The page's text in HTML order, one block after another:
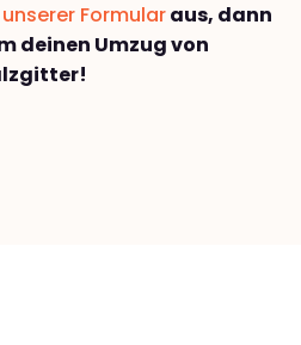
unserer Formularaus, dann
deinen Umzug von